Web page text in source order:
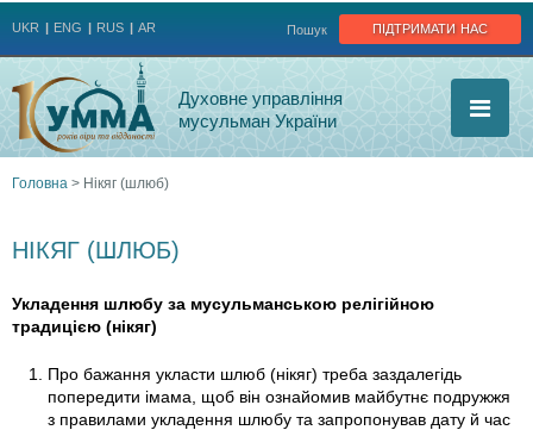
підтримати нас
Пошук
UKR ENG RUS AR
Духовне управління
мусульман України
тут
Головна > Нікяг (шлюб)
НІКЯГ (ШЛЮБ)
Укладення шлюбу за мусульманською релігійною
традицією (нікяг)
Про бажання укласти шлюб (нікяг) треба заздалегідь
попередити імама, щоб він ознайомив майбутнє подружжя
з правилами укладення шлюбу та запропонував дату й час